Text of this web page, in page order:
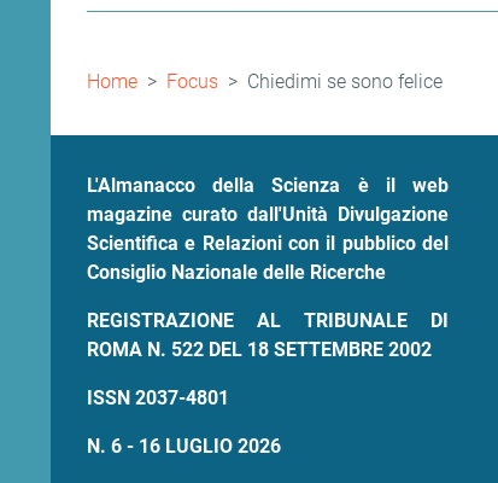
Briciole
Home Focus Chiedimi se sono felice
L'Almanacco della Scienza è il web
magazine curato dall'Unità Divulgazione
Scientifica e Relazioni con il pubblico del
Consiglio Nazionale delle Ricerche
REGISTRAZIONE AL TRIBUNALE DI
ROMA N. 522 DEL 18 SETTEMBRE 2002
ISSN 2037-4801
N. 6 - 16 LUGLIO 2026